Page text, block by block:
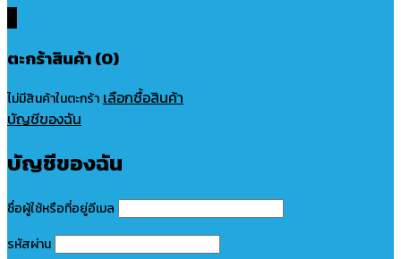
ตะกร้าสินค้า (0)
ไม่มีสินค้าในตะกร้า เลือกซื้อสินค้า
บัญชีของฉัน
บัญชีของฉัน
ชื่อผู้ใช้หรือที่อยู่อีเมล
รหัสผ่าน